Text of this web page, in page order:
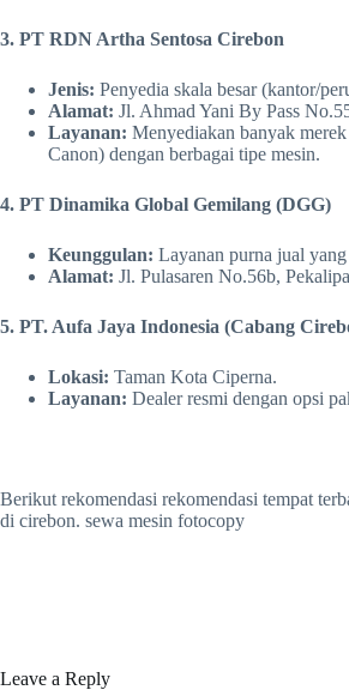
3. PT RDN Artha Sentosa Cirebon
Jenis: Penyedia skala besar (kantor/
Alamat: Jl. Ahmad Yani By Pass
Layanan: Menyediakan banyak
Canon) dengan berbagai tipe mesin.
4. PT Dinamika Global Gemilang (DGG)
Keunggulan: Layanan purna jual
Alamat: Jl. Pulasaren No.56b,
5. PT. Aufa Jaya Indonesia (Cabang
Lokasi: Taman Kota Ciperna.
Layanan: Dealer resmi dengan opsi
Berikut rekomendasi rekomendasi tempat
di cirebon. sewa mesin fotocopy
Leave a Reply